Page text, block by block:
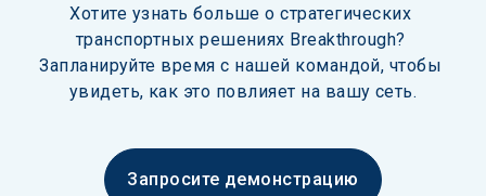
Хотите узнать больше о стратегических
транспортных решениях Breakthrough?
Запланируйте время с нашей командой, чтобы
увидеть, как это повлияет на вашу сеть.
Запросите демонстрацию